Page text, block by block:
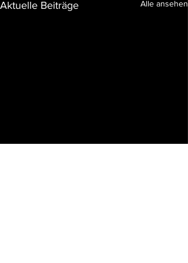
Aktuelle Beiträge Alle ansehen